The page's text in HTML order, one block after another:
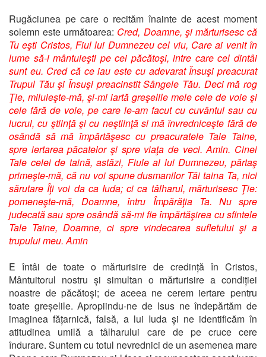
Rugăciunea pe care o recităm înainte de acest moment
solemn este următoarea: Cred, Doamne, şi mărturisesc că
Tu eşti Cristos, Fiul lui Dumnezeu cel viu, Care ai venit în
lume să-i mântuieşti pe cei păcătoşi, intre care cel dintâi
sunt eu. Cred că ce iau este cu adevarat Însuşi preacurat
Trupul Tău şi Însuşi preacinstit Sângele Tău. Deci mă rog
Ţie, miluieşte-mă, şi-mi iartă greşelile mele cele de voie şi
cele fără de voie, pe care le-am facut cu cuvântul sau cu
lucrul, cu ştiinţă şi cu neştiinţă si mă învredniceşte fără de
osândă să mă împărtăşesc cu preacuratele Tale Taine,
spre iertarea păcatelor şi spre viaţa de veci. Amin. Cinei
Tale celei de taină, astăzi, Fiule al lui Dumnezeu, părtaş
primeşte-mă, că nu voi spune dusmanilor Tăi taina Ta, nici
sărutare Îţi voi da ca Iuda; ci ca tâlharul, mărturisesc Ţie:
pomeneşte-mă, Doamne, întru Împărăţia Ta. Nu spre
judecată sau spre osândă să-mi fie împărtăşirea cu sfintele
Tale Taine, Doamne, ci spre vindecarea sufletului şi a
trupului meu. Amin
E întâi de toate o mărturisire de credință în Cristos,
Mântuitorul nostru și simultan o mărturisire a condiției
noastre de păcătoși; de aceea ne cerem iertare pentru
toate greșelile. Apropiindu-ne de Isus ne îndepărtăm de
imaginea fățarnică, falsă, a lui Iuda și ne identificăm în
atitudinea umilă a tâlharului care de pe cruce cere
îndurare. Suntem cu totul nevrednici de un asemenea mare